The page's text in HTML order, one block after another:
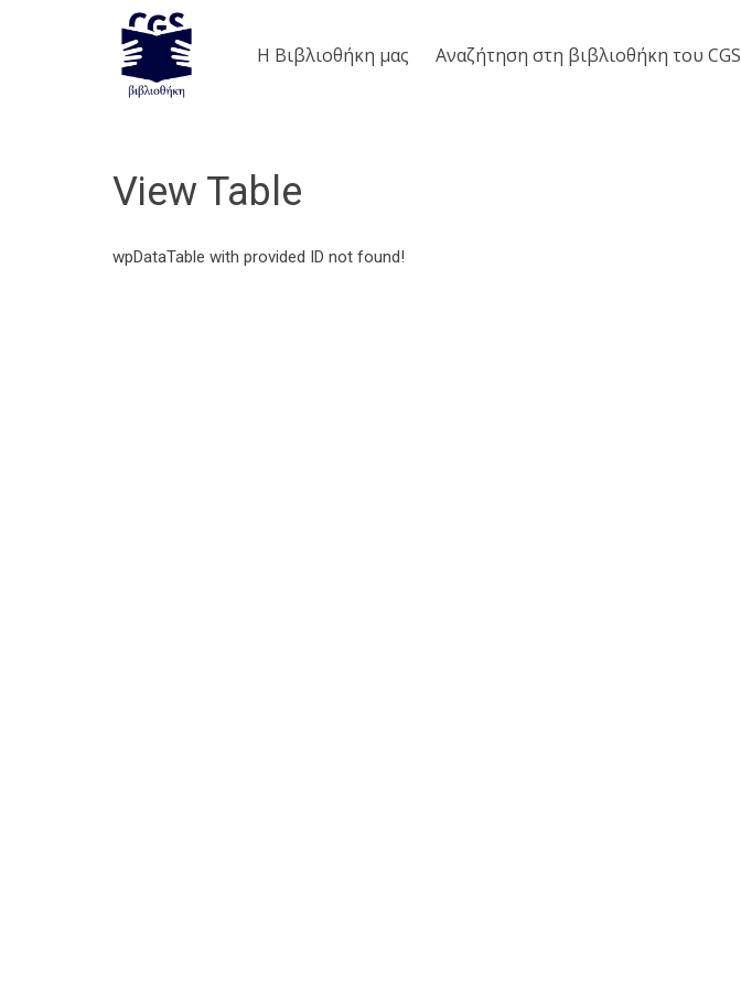
Η Βιβλιοθήκη μας Aναζήτηση στη βιβλιοθήκη του CGS
View Table
wpDataTable with provided ID not found!